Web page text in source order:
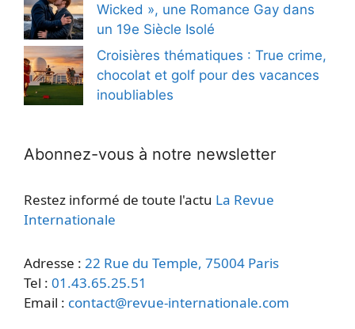
Wicked », une Romance Gay dans
un 19e Siècle Isolé
Croisières thématiques : True crime,
chocolat et golf pour des vacances
inoubliables
Abonnez-vous à notre newsletter
Restez informé de toute l'actu La Revue
Internationale
Adresse : 22 Rue du Temple, 75004 Paris
Tel : 01.43.65.25.51
Email : contact@revue-internationale.com